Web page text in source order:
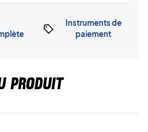
Instruments de
paiement
PRODUIT